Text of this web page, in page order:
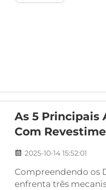
apenas do preço
As 5 Principais
Com
2025-10-14 15:52:01
Compreendendo os
enfrenta três